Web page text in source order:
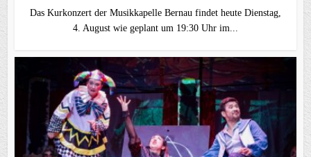
Das Kurkonzert der Musikkapelle Bernau findet heute Dienstag,
4. August wie geplant um 19:30 Uhr im...